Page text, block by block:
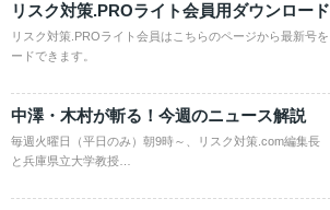
リスク対策.PROライト会員用ダウンロー
リスク対策.PROライト会員はこちらのページから最新号を
ードできます。
中澤・木村が斬る！今週のニュース解説
毎週火曜日（平日のみ）朝9時～、リスク対策.com編集
と兵庫県立大学教授…